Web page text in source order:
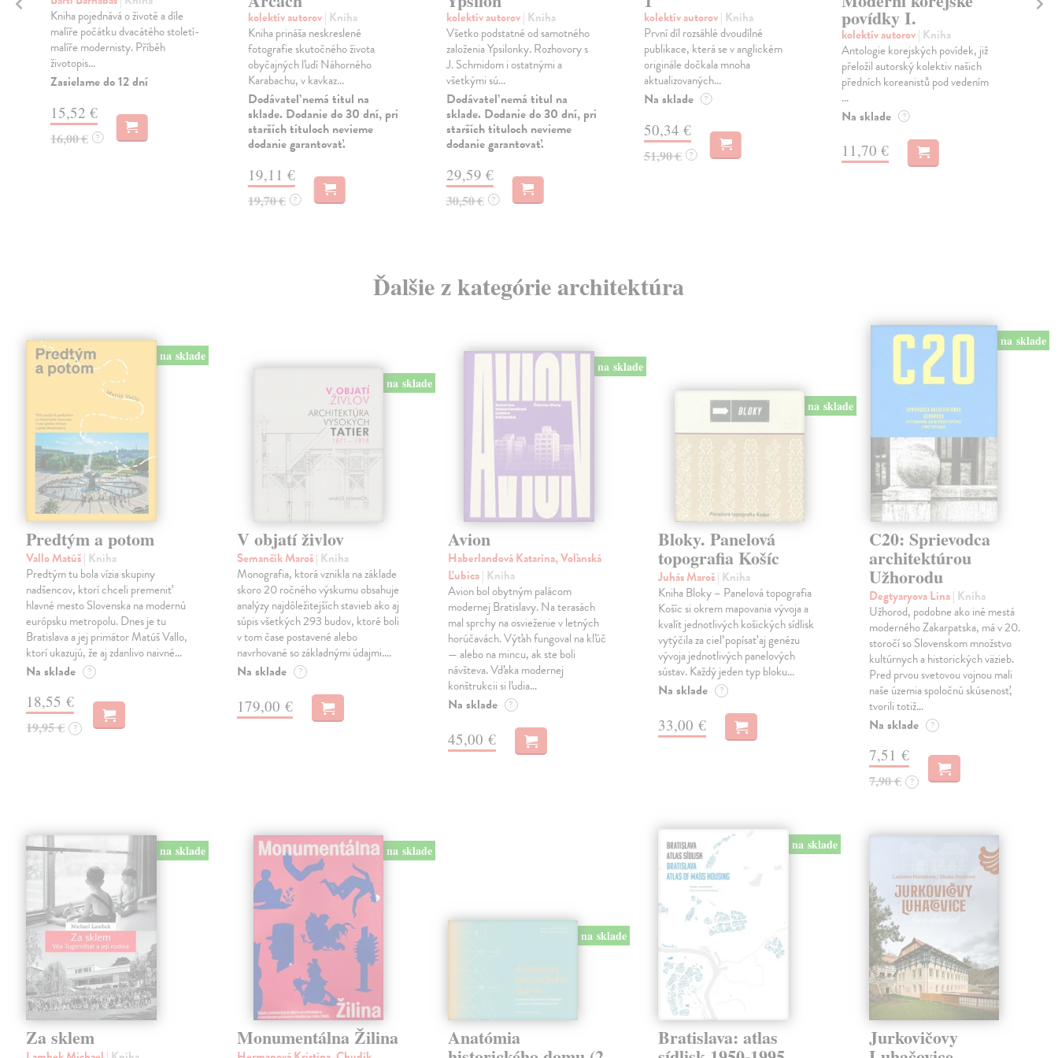
Kniha pojednává o životě a díle
malíře počátku dvacátého století-
malíře modernisty. Příběh
životopis...
Zasielame do 12 dní
15,52 €
16,00 € ?
kolektív autorov| Kniha
Kniha prináša neskreslené
fotografie skutočného života
obyčajných ľudí Náhorného
Karabachu, v kavkaz...
Dodávateľ nemá titul na
sklade. Dodanie do 30 dní, pri
starších tituloch nevieme
dodanie garantovať.
19,11 €
19,70 € ?
kolektív autorov| Kniha
Všetko podstatné od samotného
založenia Ypsilonky. Rozhovory s
J. Schmidom i ostatnými a
všetkými sú...
Dodávateľ nemá titul na
sklade. Dodanie do 30 dní, pri
starších tituloch nevieme
dodanie garantovať.
29,59 €
30,50 € ?
kolektív autorov| Kniha
První díl rozsáhlé dvoudílné
publikace, která se v anglickém
originále dočkala mnoha
aktualizovaných...
Na sklade ?
50,34 €
51,90 € ?
povídky I.
kolektív autorov| Kniha
Antologie korejských povídek, již
přeložil autorský kolektiv našich
předních koreanistů pod vedením
...
Na sklade ?
11,70 €
Ďalšie z kategórie architektúra
na sklade
Predtým a potom
Vallo Matúš| Kniha
Predtým tu bola vízia skupiny
nadšencov, ktorí chceli premeniť
hlavné mesto Slovenska na modernú
európsku metropolu. Dnes je tu
Bratislava a jej primátor Matúš Vallo,
ktorí ukazujú, že aj zdanlivo naivné…
Na sklade ?
18,55 €
19,95 € ?
na sklade
V objatí živlov
Semančík Maroš| Kniha
Monografia, ktorá vznikla na základe
skoro 20 ročného výskumu obsahuje
analýzy najdôležitejších stavieb ako aj
súpis všetkých 293 budov, ktoré boli
v tom čase postavené alebo
navrhované so základnými údajmi.…
Na sklade ?
179,00 €
na sklade
Avion
Haberlandová Katarína, Voľanská
Ľubica| Kniha
Avion bol obytným palácom
modernej Bratislavy. Na terasách
mal sprchy na osvieženie v letných
horúčavách. Výťah fungoval na kľúč
— alebo na mincu, ak ste boli
návšteva. Vďaka modernej
konštrukcii si ľudia…
Na sklade ?
45,00 €
na sklade
Bloky. Panelová
topografia Košíc
Juhás Maroš| Kniha
Kniha Bloky – Panelová topografia
Košíc si okrem mapovania vývoja a
kvalít jednotlivých košických sídlisk
vytýčila za cieľ popísať aj genézu
vývoja jednotlivých panelových
sústav. Každý jeden typ bloku…
Na sklade ?
33,00 €
na sklade
C20: Sprievodca
architektúrou
Užhorodu
Degtyaryova Lina| Kniha
Užhorod, podobne ako iné mestá
moderného Zakarpatska, má v 20.
storočí so Slovenskom množstvo
kultúrnych a historických väzieb.
Pred prvou svetovou vojnou mali
naše územia spoločnú skúsenosť,
tvorili totiž…
Na sklade ?
7,51 €
7,90 € ?
na sklade
Za sklem
na sklade
Monumentálna Žilina
na sklade
Anatómia
na sklade
Bratislava: atlas Jurkovičovy